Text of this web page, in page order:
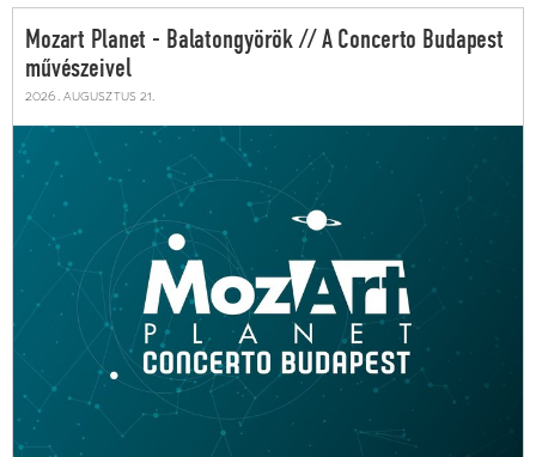
Mozart Planet - Balatongyörök // A Concerto Budapest
művészeivel
2026. augusztus 21.